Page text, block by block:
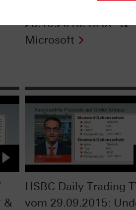
28.10.2015: DAX® &
Microsoft
&
HSBC Daily Trading
vom 29.09.2015: